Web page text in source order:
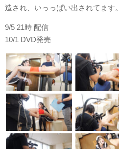
造され、いっっぱい出されてます。
9/5 21時 配信
10/1 DVD発売